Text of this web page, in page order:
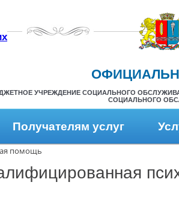
УЧРЕЖДЕНИЕ СОЦИАЛЬНОГО
СОЦИАЛЬНОГО
Получателям услуг
помощь